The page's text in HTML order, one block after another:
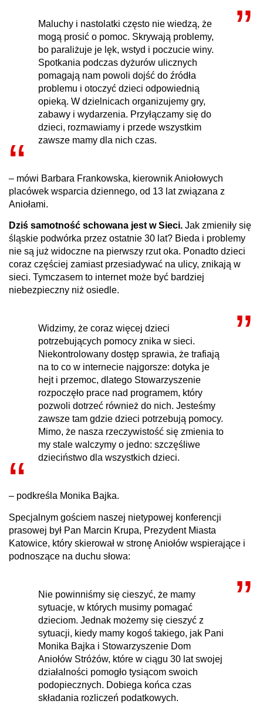
Maluchy i nastolatki często nie wiedzą, że
mogą prosić o pomoc. Skrywają problemy,
bo paraliżuje je lęk, wstyd i poczucie winy.
Spotkania podczas dyżurów ulicznych
pomagają nam powoli dojść do źródła
problemu i otoczyć dzieci odpowiednią
opieką. W dzielnicach organizujemy gry,
zabawy i wydarzenia. Przyłączamy się do
dzieci, rozmawiamy i przede wszystkim
zawsze mamy dla nich czas.
– mówi Barbara Frankowska, kierownik Aniołowych
placówek wsparcia dziennego, od 13 lat związana z
Aniołami.
Dziś samotność schowana jest w Sieci. Jak zmieniły się
śląskie podwórka przez ostatnie 30 lat? Bieda i problemy
nie są już widoczne na pierwszy rzut oka. Ponadto dzieci
coraz częściej zamiast przesiadywać na ulicy, znikają w
sieci. Tymczasem to internet może być bardziej
niebezpieczny niż osiedle.
Widzimy, że coraz więcej dzieci
potrzebujących pomocy znika w sieci.
Niekontrolowany dostęp sprawia, że trafiają
na to co w internecie najgorsze: dotyka je
hejt i przemoc, dlatego Stowarzyszenie
rozpoczęło prace nad programem, który
pozwoli dotrzeć również do nich. Jesteśmy
zawsze tam gdzie dzieci potrzebują pomocy.
Mimo, że nasza rzeczywistość się zmienia to
my stale walczymy o jedno: szczęśliwe
dzieciństwo dla wszystkich dzieci.
– podkreśla Monika Bajka.
Specjalnym gościem naszej nietypowej konferencji
prasowej był Pan Marcin Krupa, Prezydent Miasta
Katowice, który skierował w stronę Aniołów wspierające i
podnoszące na duchu słowa:
Nie powinniśmy się cieszyć, że mamy
sytuacje, w których musimy pomagać
dzieciom. Jednak możemy się cieszyć z
sytuacji, kiedy mamy kogoś takiego, jak Pani
Monika Bajka i Stowarzyszenie Dom
Aniołów Stróżów, które w ciągu 30 lat swojej
działalności pomogło tysiącom swoich
podopiecznych. Dobiega końca czas
składania rozliczeń podatkowych.